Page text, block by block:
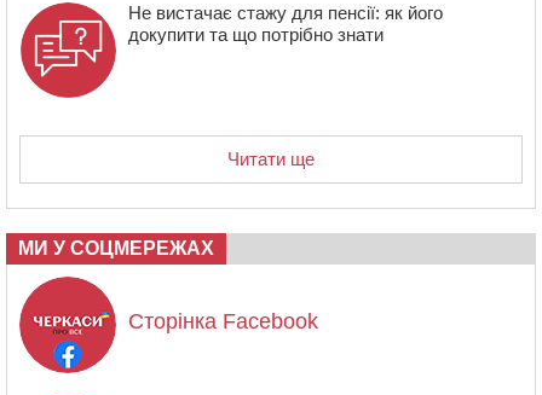
Не вистачає стажу для пенсії: як його
докупити та що потрібно знати
Читати ще
МИ У СОЦМЕРЕЖАХ
Сторінка Facebook